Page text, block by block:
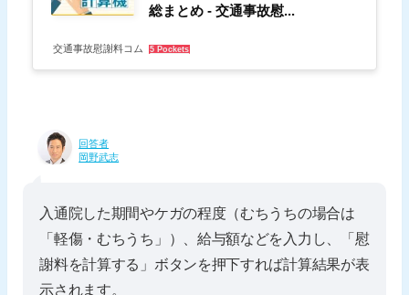
総まとめ - 交通事故慰...
交通事故慰謝料コム 5 Pockets
回答者
岡野武志
入通院した期間やケガの程度（むちうちの場合は
「軽傷・むちうち」）、給与額などを入力し、「慰
謝料を計算する」ボタンを押下すれば計算結果が表
示されます。